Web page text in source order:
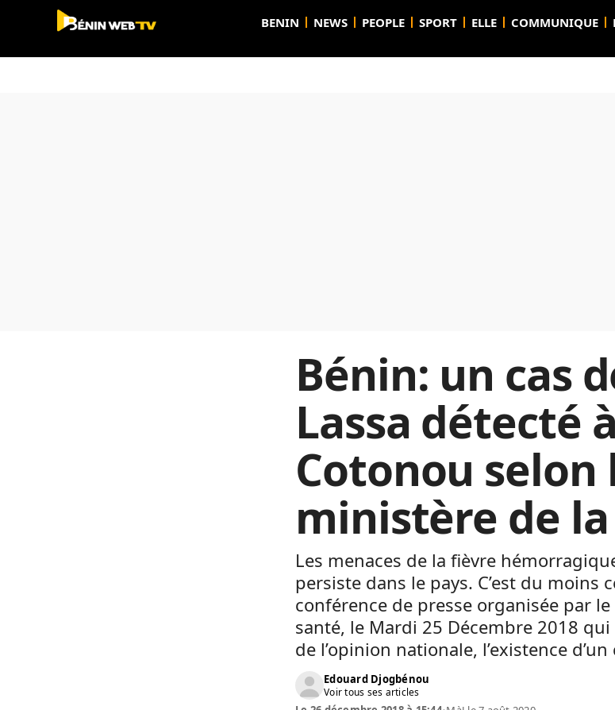
BENIN NEWS PEOPLE SPORT ELLE COMMUNIQUE
Bénin: un cas
Lassa détecté à
Cotonou selon
ministère de
Les menaces de la fièvre
persiste dans le pays. C’est du moins
conférence de presse organisée par
santé, le Mardi 25 Décembre 2018
de l’opinion nationale, l’existence
Edouard Djogbénou
Voir tous ses articles